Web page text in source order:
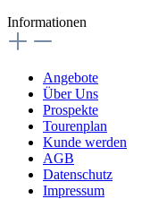
Informationen
Angebote
Über Uns
Prospekte
Tourenplan
Kunde werden
AGB
Datenschutz
Impressum